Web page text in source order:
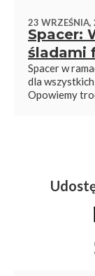
23 WRZEŚNIA,
Spacer:
śladami
Spacer w
dla
Opowiemy